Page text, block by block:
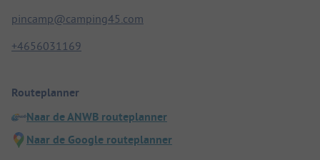
pincamp@camping45.com
+4656031169
Routeplanner
Naar de ANWB routeplanner
Naar de Google routeplanner